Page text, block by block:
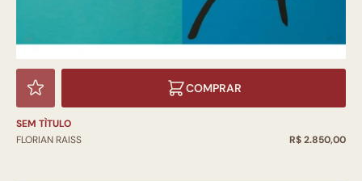
COMPRAR
SEM TÌTULO
FLORIAN RAISS
R$ 2.850,00